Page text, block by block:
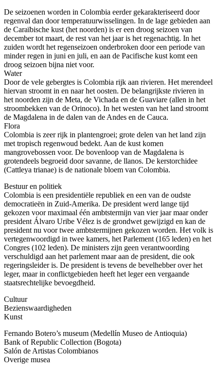
De seizoenen worden in Colombia eerder gekarakteriseerd door
regenval dan door temperatuurwisselingen. In de lage gebieden aan
de Caraïbische kust (het noorden) is er een droog seizoen van
december tot maart, de rest van het jaar is het regenachtig. In het
zuiden wordt het regenseizoen onderbroken door een periode van
minder regen in juni en juli, en aan de Pacifische kust komt een
droog seizoen bijna niet voor.
Water
Door de vele gebergtes is Colombia rijk aan rivieren. Het merendeel
hiervan stroomt in en naar het oosten. De belangrijkste rivieren in
het noorden zijn de Meta, de Vichada en de Guaviare (allen in het
stroombekken van de Orinoco). In het westen van het land stroomt
de Magdalena in de dalen van de Andes en de Cauca.
Flora
Colombia is zeer rijk in plantengroei; grote delen van het land zijn
met tropisch regenwoud bedekt. Aan de kust komen
mangrovebossen voor. De bovenloop van de Magdalena is
grotendeels begroeid door savanne, de llanos. De kerstorchidee
(Cattleya trianae) is de nationale bloem van Colombia.
Bestuur en politiek
Colombia is een presidentiële republiek en een van de oudste
democratieën in Zuid-Amerika. De president werd lange tijd
gekozen voor maximaal één ambtstermijn van vier jaar maar onder
president Álvaro Uribe Vélez is de grondwet gewijzigd en kan de
president nu voor twee ambtstermijnen gekozen worden. Het volk is
vertegenwoordigd in twee kamers, het Parlement (165 leden) en het
Congres (102 leden). De ministers zijn geen verantwoording
verschuldigd aan het parlement maar aan de president, die ook
regeringsleider is. De president is tevens de bevelhebber over het
leger, maar in conflictgebieden heeft het leger een vergaande
staatsrechtelijke bevoegdheid.
Cultuur
Bezienswaardigheden
Kunst
Fernando Botero’s museum (Medellín Museo de Antioquia)
Bank of Republic Collection (Bogota)
Salón de Artistas Colombianos
Overige musea